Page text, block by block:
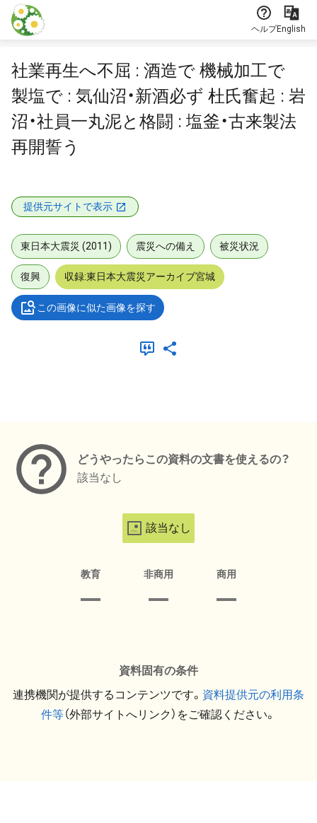
本文に飛ぶ
ヘルプEnglish
社業再生へ不屈 : 酒造で 機械加工で
製塩で : 気仙沼・新酒必ず 杜氏奮起 : 岩
沼・社員一丸泥と格闘 : 塩釜・古来製法
再開誓う
提供元サイトで表示
東日本大震災 (2011) 震災への備え 被災状況
復興 収録:東日本大震災アーカイブ宮城
この画像に似た画像を探す
どうやったらこの資料の文書を使えるの？
該当なし
該当なし
教育 非商用 商用
資料固有の条件
連携機関が提供するコンテンツです。 資料提供元の利用条
件等（外部サイトへリンク）をご確認ください。